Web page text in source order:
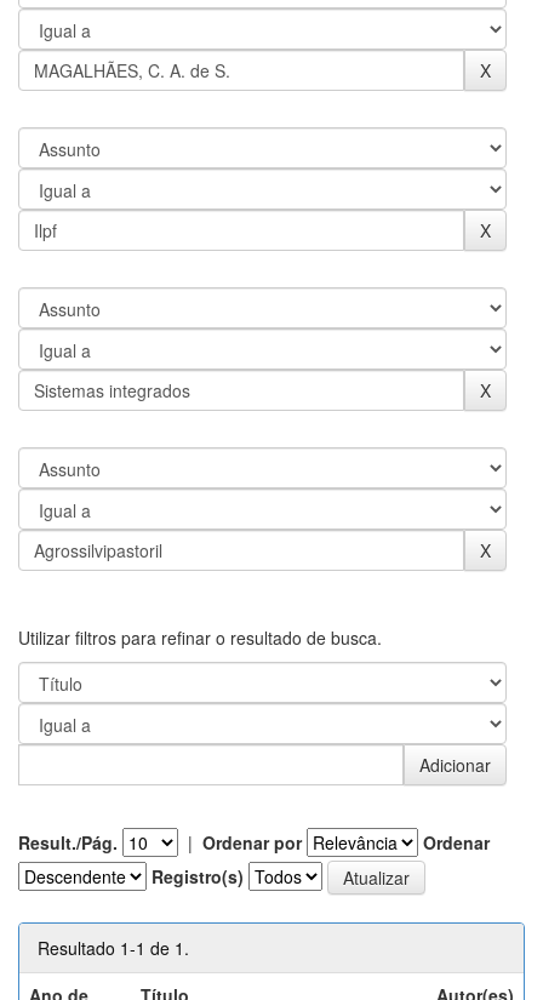
Utilizar filtros para refinar o resultado de busca.
Result./Pág. | Ordenar por
Ordenar
Registro(s)
Resultado 1-1 de 1.
Ano de
Título Autor(es)